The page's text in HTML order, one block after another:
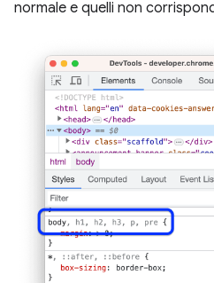
normale e quelli non